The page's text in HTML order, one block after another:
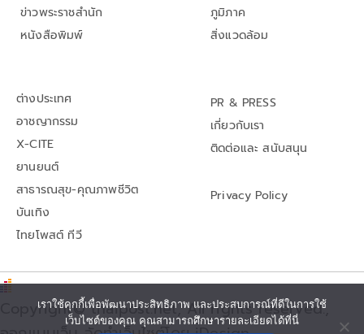
ข่าวพระราชสำนัก
หนังสือพิมพ์
ภูมิภาค
สิ่งแวดล้อม
ต่างประเทศ
อาชญากรรม
X-CITE
ยานยนต์
สาธารณสุข-คุณภาพชีวิต
บันเทิง
ไทยโพสต์ ทีวี
PR & PRESS
เกี่ยวกับเรา
ติดต่อและ สนับสนุน
Privacy Policy
Copyright© thaipost.net, All rights reserved.,
เราใช้คุกกี้เพื่อพัฒนาประสิทธิภาพ และประสบการณ์ที่ดีในการใช้
เว็บไซต์ของคุณ คุณสามารถศึกษารายละเอียดได้ที่นี่